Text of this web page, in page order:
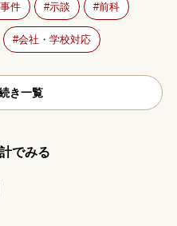
件 示談 前科
会社・学校対応
き一覧
でみる